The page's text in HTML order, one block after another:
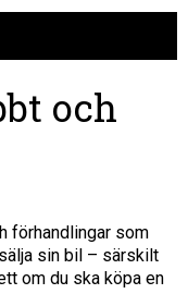
och
förhandlingar som
sin bil – särskilt
om du ska köpa en